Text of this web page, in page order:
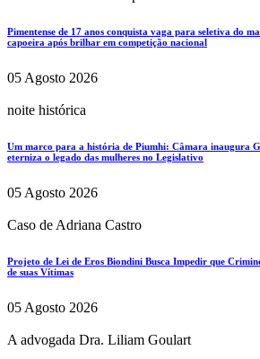
Pimentense de 17 anos conquista vaga para seletiva do
capoeira após brilhar em competição nacional
05 Agosto 2026
noite histórica
Um marco para a história de Piumhi: Câmara inaugura
eterniza o legado das mulheres no Legislativo
05 Agosto 2026
Caso de Adriana Castro
Projeto de Lei de Eros Biondini Busca Impedir que
de suas Vítimas
05 Agosto 2026
A advogada Dra. Liliam Goulart